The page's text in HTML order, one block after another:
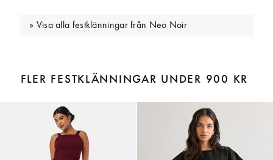
Visa alla festklänningar från Neo Noir
FLER FESTKLÄNNINGAR UNDER 900 KR